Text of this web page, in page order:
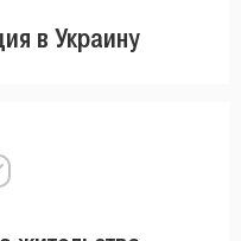
в Украину